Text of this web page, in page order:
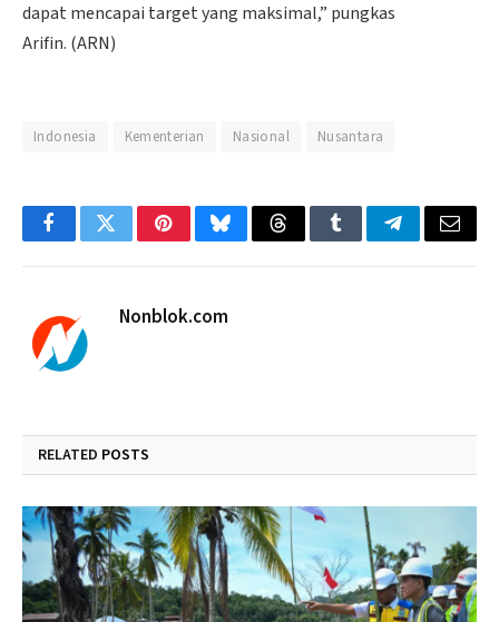
dapat mencapai target yang maksimal,” pungkas
Arifin. (ARN)
Indonesia Kementerian Nasional Nusantara
FacebookTwitterPinterestBlueskyThreadsTumblrTelegramEmail
Nonblok.com
RELATED POSTS